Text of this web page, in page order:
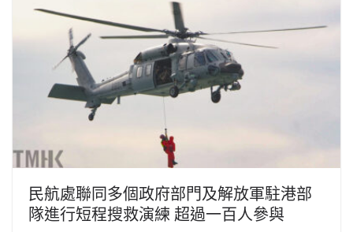
民航處聯同多個政府部門及解放軍駐港部
隊進行短程搜救演練 超過一百人參與